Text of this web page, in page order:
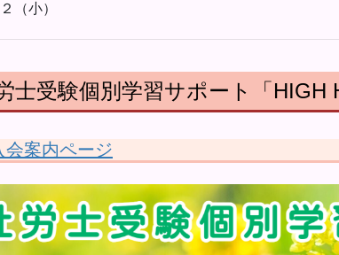
（小）
士受験個別学習サポート「HIGH
会案内ページ